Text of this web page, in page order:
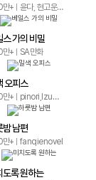
만+ 윤다, 현고운/테라스툰
스 가의 비밀
만+ SA만화
오피스
만+ pinori,Izumi Hiroe
밤 남편
만+ fanqienovel
도록 원하는